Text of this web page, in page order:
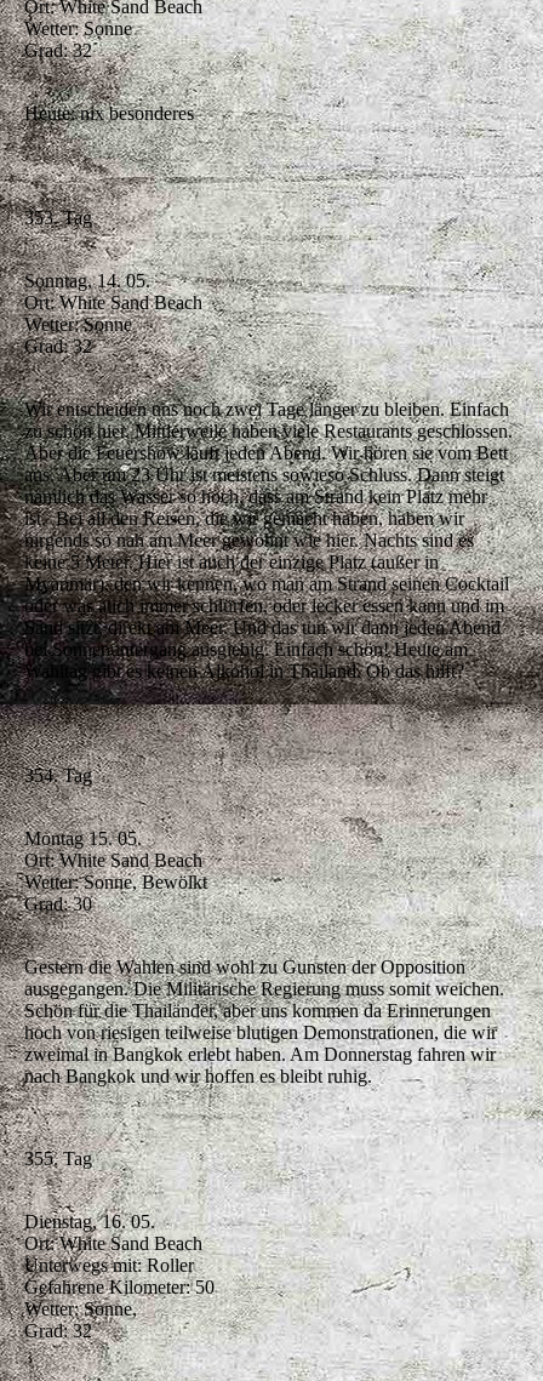
Ort: White Sand Beach
Wetter: Sonne
Grad: 32
Heute: nix besonderes
353. Tag
Sonntag, 14. 05.
Ort: White Sand Beach
Wetter: Sonne
Grad: 32
Wir entscheiden uns noch zwei Tage länger zu bleiben. Einfach
zu schön hier. Mittlerweile haben viele Restaurants geschlossen.
Aber die Feuershow läuft jeden Abend. Wir hören sie vom Bett
aus. Aber um 23 Uhr ist meistens sowieso Schluss. Dann steigt
nämlich das Wasser so hoch, dass am Strand kein Platz mehr
ist. Bei all den Reisen, die wir gemacht haben, haben wir
nirgends so nah am Meer gewohnt wie hier. Nachts sind es
keine 5 Meter. Hier ist auch der einzige Platz (außer in
Myanmar), den wir kennen, wo man am Strand seinen Cocktail
oder was auch immer schlürfen, oder lecker essen kann und im
Sand sitzt, direkt am Meer. Und das tun wir dann jeden Abend
bei Sonnenuntergang ausgiebig. Einfach schön! Heute am
Wahltag gibt es keinen Alkohol in Thailand. Ob das hilft?
354. Tag
Montag 15. 05.
Ort: White Sand Beach
Wetter: Sonne, Bewölkt
Grad: 30
Gestern die Wahlen sind wohl zu Gunsten der Opposition
ausgegangen. Die Militärische Regierung muss somit weichen.
Schön für die Thailänder, aber uns kommen da Erinnerungen
hoch von riesigen teilweise blutigen Demonstrationen, die wir
zweimal in Bangkok erlebt haben. Am Donnerstag fahren wir
nach Bangkok und wir hoffen es bleibt ruhig.
355. Tag
Dienstag, 16. 05.
Ort: White Sand Beach
Unterwegs mit: Roller
Gefahrene Kilometer: 50
Wetter: Sonne,
Grad: 32